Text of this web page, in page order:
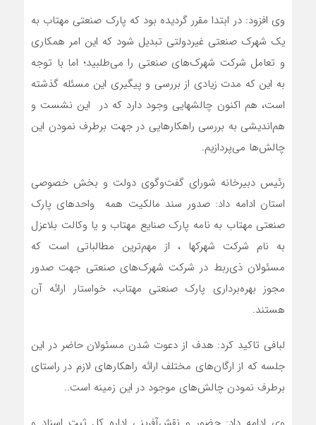
وی افزود: در ابتدا مقرر گردیده بود که پارک صنعتی مهتاب به
یک شهرک صنعتی غیردولتی تبدیل شود که این امر همکاری
و تعامل شرکت شهرک‌های صنعتی را می‌طلبید؛ اما با توجه
به این که مدت زیادی از بررسی و پیگیری این مسئله گذشته
است، هم اکنون چالشهایی وجود دارد که در این نشست و
هم‌اندیشی به بررسی راهکارهایی در جهت برطرف نمودن این
چالش‌ها می‌پردازیم.
رئیس دبیرخانه شورای گفت‌وگوی دولت و بخش خصوصی
استان ادامه داد: صدور سند مالکیت همه واحدهای پارک
صنعتی مهتاب به نامه پارک صنایع مهتاب و یا وکالت بلاعزل
به نام شرکت شهرکها ، از مهم‌ترین مطالباتی است که
مسئولان ذی‌ربط در شرکت شهرک‌های صنعتی جهت صدور
مجوز بهره‌برداری پارک صنعتی مهتاب، خواستار ارائه آن
هستند.
لبافی تاکید کرد: هدف از دعوت شدن مسئولان حاضر در این
جلسه که از ارگان‌های مختلف ارائه راهکارهای لازم در راستای
برطرف نمودن چالش‌های موجود در این زمینه است..